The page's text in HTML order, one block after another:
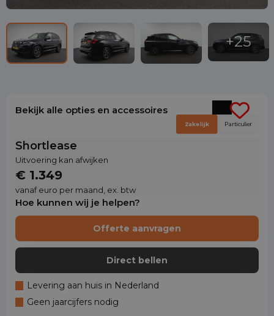
Bekijk alle opties en accessoires
Shortlease
Uitvoering kan afwijken
€ 1.349
vanaf euro per maand, ex. btw
Zakelijk Particulier
Hoe kunnen wij je helpen?
Offerte aanvragen
Direct bellen
Levering aan huis in Nederland
Geen jaarcijfers nodig